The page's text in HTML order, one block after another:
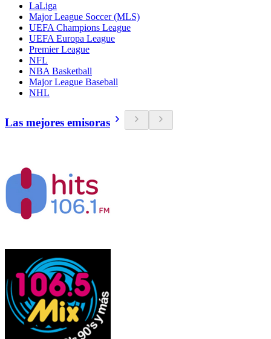
LaLiga
Major League Soccer (MLS)
UEFA Champions League
UEFA Europa League
Premier League
NFL
NBA Basketball
Major League Baseball
NHL
Las mejores emisoras